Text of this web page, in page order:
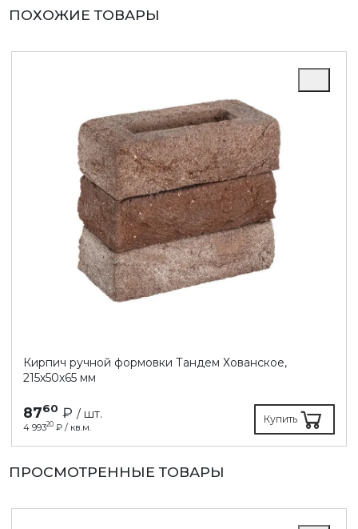
ПОХОЖИЕ ТОВАРЫ
Кирпич ручной формовки Тандем Хованское,
215х50х65 мм
8760 ₽ / шт.
4 99320 ₽ / кв.м.
Купить
ПРОСМОТРЕННЫЕ ТОВАРЫ